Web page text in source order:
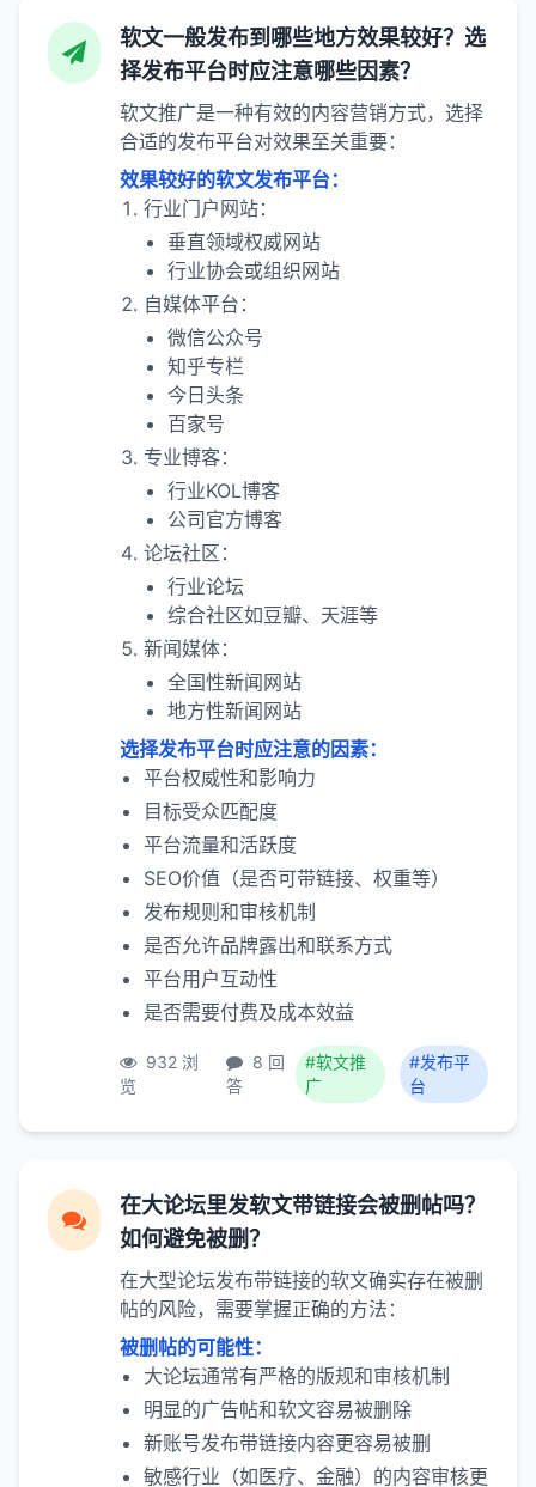
软文一般发布到哪些地方效果较好？选
择发布平台时应注意哪些因素？
软文推广是一种有效的内容营销方式，选择
合适的发布平台对效果至关重要：
效果较好的软文发布平台：
行业门户网站：
垂直领域权威网站
行业协会或组织网站
自媒体平台：
微信公众号
知乎专栏
今日头条
百家号
专业博客：
行业KOL博客
公司官方博客
论坛社区：
行业论坛
综合社区如豆瓣、天涯等
新闻媒体：
全国性新闻网站
地方性新闻网站
选择发布平台时应注意的因素：
平台权威性和影响力
目标受众匹配度
平台流量和活跃度
SEO价值（是否可带链接、权重等）
发布规则和审核机制
是否允许品牌露出和联系方式
平台用户互动性
是否需要付费及成本效益
932 浏
览
8 回
答
#软文推
广
#发布平
台
在大论坛里发软文带链接会被删帖吗？
如何避免被删？
在大型论坛发布带链接的软文确实存在被删
帖的风险，需要掌握正确的方法：
被删帖的可能性：
大论坛通常有严格的版规和审核机制
明显的广告帖和软文容易被删除
新账号发布带链接内容更容易被删
敏感行业（如医疗、金融）的内容审核更